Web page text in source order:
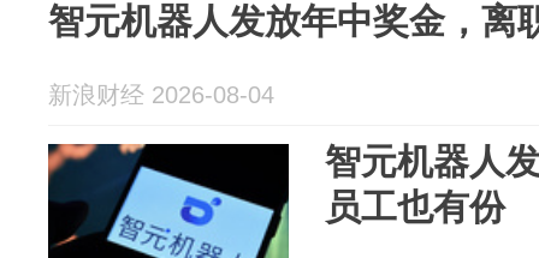
智元机器人发放年中奖金，离
新浪财经 2026-08-04
智元机器人
员工也有份